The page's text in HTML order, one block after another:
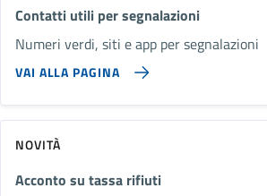
Contatti utili per segnalazioni
Numeri verdi, siti e app per segnalazioni
VAI ALLA PAGINA
NOVITÀ
Acconto su tassa rifiuti